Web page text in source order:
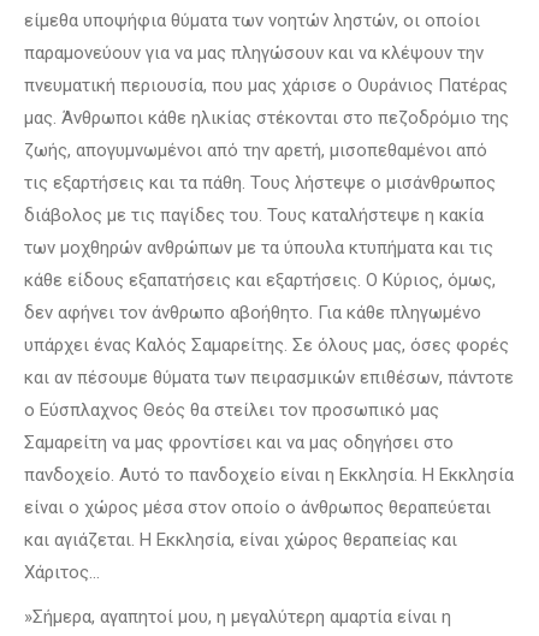
είμεθα υποψήφια θύματα των νοητών ληστών, οι οποίοι
παραμονεύουν για να μας πληγώσουν και να κλέψουν την
πνευματική περιουσία, που μας χάρισε ο Ουράνιος Πατέρας
μας. Άνθρωποι κάθε ηλικίας στέκονται στο πεζοδρόμιο της
ζωής, απογυμνωμένοι από την αρετή, μισοπεθαμένοι από
τις εξαρτήσεις και τα πάθη. Τους λήστεψε ο μισάνθρωπος
διάβολος με τις παγίδες του. Τους καταλήστεψε η κακία
των μοχθηρών ανθρώπων με τα ύπουλα κτυπήματα και τις
κάθε είδους εξαπατήσεις και εξαρτήσεις. Ο Κύριος, όμως,
δεν αφήνει τον άνθρωπο αβοήθητο. Για κάθε πληγωμένο
υπάρχει ένας Καλός Σαμαρείτης. Σε όλους μας, όσες φορές
και αν πέσουμε θύματα των πειρασμικών επιθέσων, πάντοτε
ο Εύσπλαχνος Θεός θα στείλει τον προσωπικό μας
Σαμαρείτη να μας φροντίσει και να μας οδηγήσει στο
πανδοχείο. Αυτό το πανδοχείο είναι η Εκκλησία. Η Εκκλησία
είναι ο χώρος μέσα στον οποίο ο άνθρωπος θεραπεύεται
και αγιάζεται. Η Εκκλησία, είναι χώρος θεραπείας και
Χάριτος…
»Σήμερα, αγαπητοί μου, η μεγαλύτερη αμαρτία είναι η